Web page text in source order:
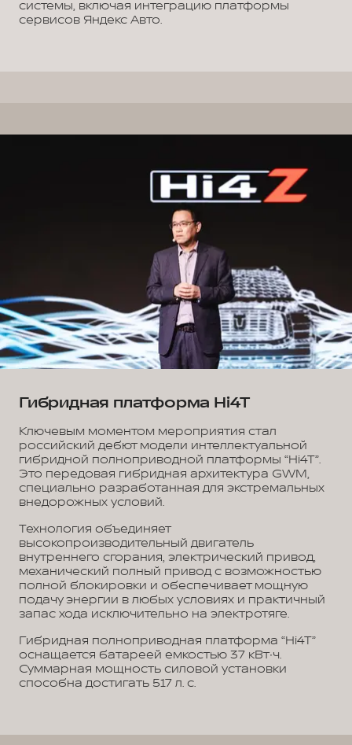
системы, включая интеграцию платформы
сервисов Яндекс Авто.
Гибридная платформа Hi4T
Ключевым моментом мероприятия стал
российский дебют модели интеллектуальной
гибридной полноприводной платформы “Hi4T”.
Это передовая гибридная архитектура GWM,
специально разработанная для экстремальных
внедорожных условий.
Технология объединяет
высокопроизводительный двигатель
внутреннего сгорания, электрический привод,
механический полный привод с возможностью
полной блокировки и обеспечивает мощную
подачу энергии в любых условиях и практичный
запас хода исключительно на электротяге.
Гибридная полноприводная платформа “Hi4T”
оснащается батареей емкостью 37 кВт∙ч.
Суммарная мощность силовой установки
способна достигать 517 л. с.